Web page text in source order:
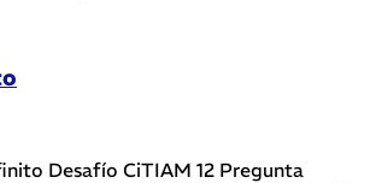
Desafío CiTIAM 12 Pregunta